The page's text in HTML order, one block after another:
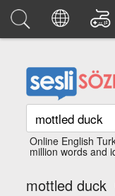
Online English
million words and
mottled duck